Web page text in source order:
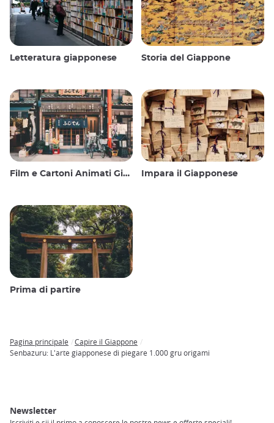
Letteratura giapponese Storia del Giappone
Film e Cartoni Animati Giapponesi Impara il Giapponese
Prima di partire
Breadcrumb
Pagina principale
Capire il Giappone
Senbazuru: L'arte giapponese di piegare 1.000 gru origami
Newsletter